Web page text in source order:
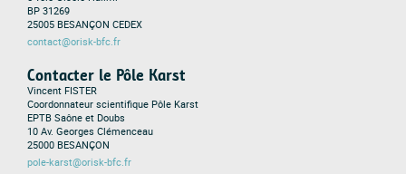
BP 31269
25005 BESANÇON CEDEX
contact@orisk-bfc.fr
Contacter le Pôle Karst
Vincent FISTER
Coordonnateur scientifique Pôle Karst
EPTB Saône et Doubs
10 Av. Georges Clémenceau
25000 BESANÇON
pole-karst@orisk-bfc.fr